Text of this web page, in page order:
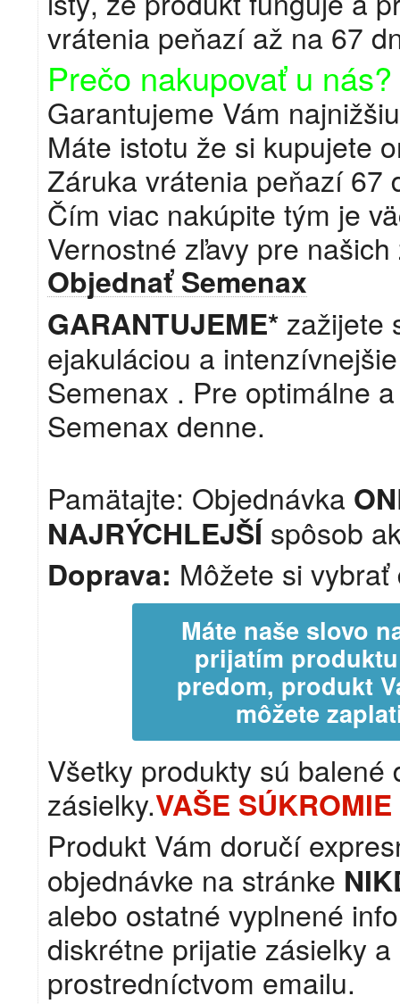
vrátenia peňazí až na 67
Prečo nakupovať u nás?
Garantujeme Vám
Máte istotu že si kupujete
Záruka vrátenia peňazí 67
Čím viac nakúpite tým je
Vernostné zľavy pre
Objednať Semenax
GARANTUJEME* zažijete
ejakuláciou a
Semenax . Pre optimálne
Semenax denne.
Pamätajte: Objednávka
NAJRÝCHLEJŠÍspôsob
Doprava: Môžete si
Máte naše slovo
prijatím
predom, produkt
môžete
Všetky produkty sú
zásielky.VAŠE
Produkt Vám doručí
objednávke na stránke
alebo ostatné vyplnené
diskrétne prijatie zásielky
prostredníctvom emailu.